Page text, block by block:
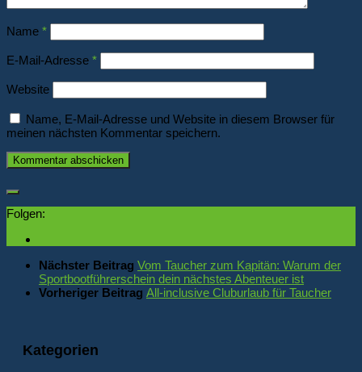
Name *
E-Mail-Adresse *
Website
Name, E-Mail-Adresse und Website in diesem Browser für
meinen nächsten Kommentar speichern.
Folgen:
Nächster Beitrag Vom Taucher zum Kapitän: Warum der
Sportbootführerschein dein nächstes Abenteuer ist
Vorheriger Beitrag All-inclusive Cluburlaub für Taucher
Kategorien